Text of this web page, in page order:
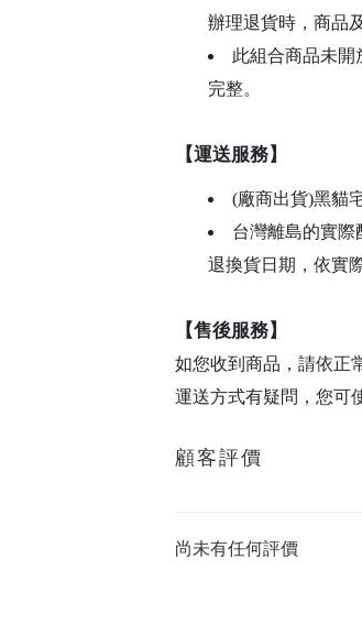
辦理退貨時，商品
此組合商品未開
完整。
【運送服務】
(廠商出貨)黑貓
台灣離島的實際
退換貨日期，依實
【售後服務】
如您收到商品，請依正
運送方式有疑問，您可
顧客評價
尚未有任何評價